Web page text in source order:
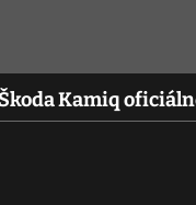
Škoda Kamiq